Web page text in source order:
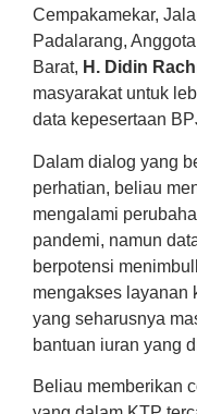
Cempakamekar,
Padalarang,
Barat, H. Didin
masyarakat untuk
data kepesertaan
Dalam dialog yang
perhatian, beliau
mengalami
pandemi, namun
berpotensi
mengakses layanan
yang seharusnya
bantuan iuran yang
Beliau memberikan